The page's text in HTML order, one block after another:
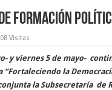
formación
Visitas
y viernes 5 de mayo-
la
la Subsecretaría de